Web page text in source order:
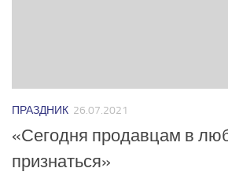
ПРАЗДНИК 26.07.2021
«Сегодня продавцам в
признаться»